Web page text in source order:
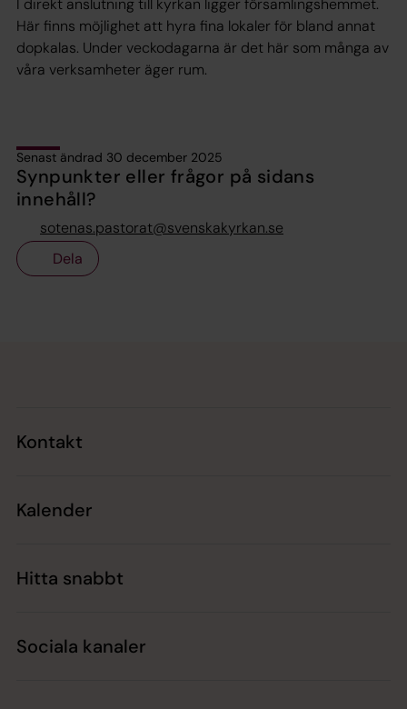
I direkt anslutning till kyrkan ligger församlingshemmet.
Här finns möjlighet att hyra fina lokaler för bland annat
dopkalas. Under veckodagarna är det här som många av
våra verksamheter äger rum.
Senast ändrad 30 december 2025
Synpunkter eller frågor på sidans
innehåll?
sotenas.pastorat@svenskakyrkan.se
Dela
Kontakt
Kalender
Hitta snabbt
Sociala kanaler